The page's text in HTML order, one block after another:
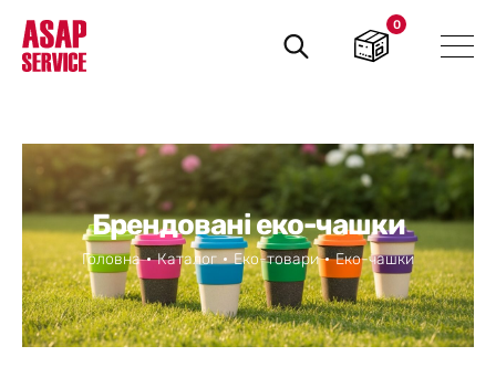
Пошук
товарів
0
Брендовані еко-чашки
Головна Каталог Еко-товари Еко-чашки